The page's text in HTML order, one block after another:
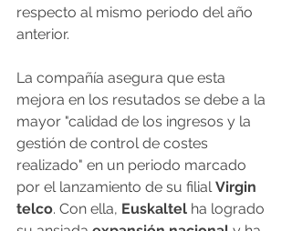
respecto al mismo periodo del año
anterior.
La compañía asegura que esta
mejora en los resutados se debe a la
mayor "calidad de los ingresos y la
gestión de control de costes
realizado" en un periodo marcado
por el lanzamiento de su filial Virgin
telco. Con ella, Euskaltel ha logrado